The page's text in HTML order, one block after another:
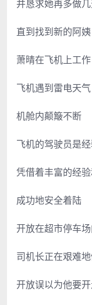
并恳求她再多做
直到找到新的阿姨
萧晴在飞机上工作
飞机遇到雷电天气
机舱内颠簸不断
飞机的驾驶员是
凭借着丰富的经
成功地安全着陆
开放在超市停车
司机长正在艰难
开放误以为他要